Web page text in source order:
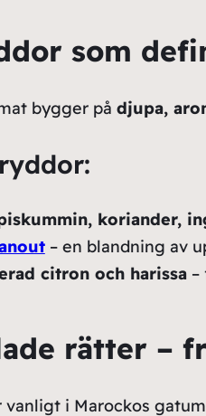
som
bygger på djupa,
koriander,
– en blandning av
citron och harissa–
rätter –
i Marockos